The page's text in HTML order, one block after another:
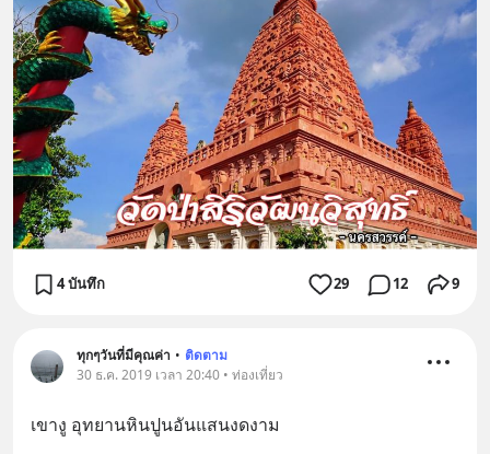
4 บันทึก 29 12 9
ทุกๆวันที่มีคุณค่า • ติดตาม
30 ธ.ค. 2019 เวลา 20:40 • ท่องเที่ยว
เขางู อุทยานหินปูนอันแสนงดงาม